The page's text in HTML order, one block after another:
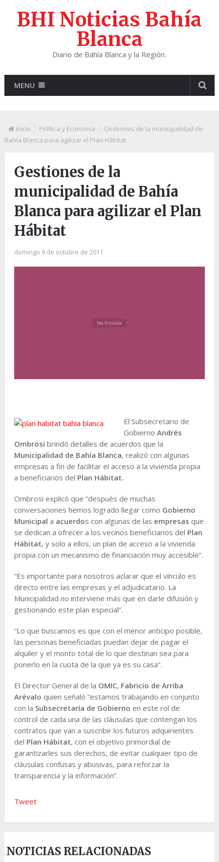
BHI Noticias Bahía
Blanca
Diario de Bahía Blanca y la Región.
MENU
Inicio Política y Economía
Gestiones de la municipalidad de
Bahía Blanca para agilizar el Plan Hábitat
Gestiones de la
municipalidad de Bahía
Blanca para agilizar el Plan
Hábitat
domingo 9 de octubre de 2011
El Subsecretario de
Gobierno Andrés
Ombrosi brindó detalles de acuerdos que la
Municipalidad de Bahía Blanca, realizó con algunas
empresas a fin de facilitar el acceso a la vivienda propia
a beneficiarios del Plan Hábitat.
Ombrosi explicó que “después de muchas
conversaciones hemos logrado llegar como Gobierno
Municipal a acuerdos con algunas de las empresas que
se dedican a ofrecer a los vecinos beneficiarios del Plan
Hábitat, y solo a ellos, un plan de acceso a la vivienda
propia con un mecanismo de financiación muy accesible”.
“Es importante para nosotros aclarar que el vínculo es
directo entre las empresas y el adjudicatario. La
Municipalidad no interviene más que en darle difusión y
gestionando este plan especial”.
“Lo que buscamos es que con el menor anticipo posible,
las personas beneficiadas puedan dejar de pagar el
alquiler y el monto total de lo que destinan sea para
ponerlo en la cuota de la que ya es su casa”.
El Director General de la OMIC, Fabricio de Arriba
Arévalo quien señaló “estamos trabajando en conjunto
con la Subsecretaría de Gobierno en este rol de
control de cada una de las cláusulas que contengan los
contratos que van a suscribir los futuros adquirientes
del Plan Hábitat, con el objetivo primordial de
garantizarles sus derechos, de evitar cualquier tipo de
cláusulas confusas y abusivas, para reforzar la
transparencia y la información”.
Tweet
NOTICIAS RELACIONADAS